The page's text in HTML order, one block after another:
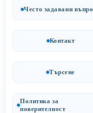
Често задавани
Контакт
Търсене
Политика за
поверителност